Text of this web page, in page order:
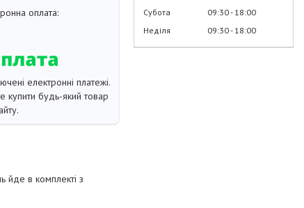
електронні платежі.
купити будь-який товар
йде в комплекті з
Субота
09:30 18:00
Неділя
09:30 18:00